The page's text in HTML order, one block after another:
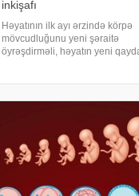
inkişafı
Həyatının ilk ayı ərzində körpə
mövcudluğunu yeni şəraitə
öyrəşdirməli, həyatın yeni
körpələrin özəllikləri